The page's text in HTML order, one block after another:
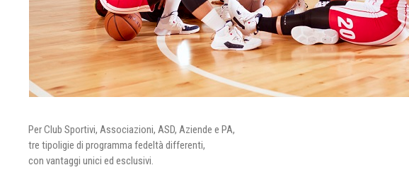
Per Club Sportivi, Associazioni, ASD, Aziende e PA,
tre tipoligie di programma fedeltà differenti,
con vantaggi unici ed esclusivi.